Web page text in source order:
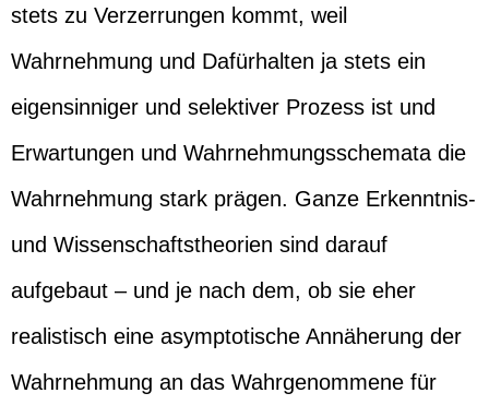
stets zu Verzerrungen kommt, weil
Wahrnehmung und Dafürhalten ja stets ein
eigensinniger und selektiver Prozess ist und
Erwartungen und Wahrnehmungsschemata die
Wahrnehmung stark prägen. Ganze Erkenntnis-
und Wissenschaftstheorien sind darauf
aufgebaut – und je nach dem, ob sie eher
realistisch eine asymptotische Annäherung der
Wahrnehmung an das Wahrgenommene für